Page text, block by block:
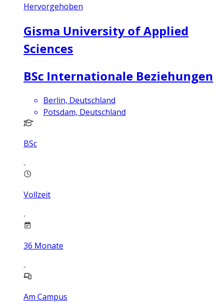
Hervorgehoben
Gisma University of Applied
Sciences
BSc Internationale Beziehungen
Berlin, Deutschland
Potsdam, Deutschland
BSc
Vollzeit
36 Monate
Am Campus